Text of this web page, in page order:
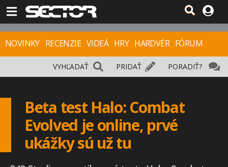
NOVINKY RECENZIE VIDEÁ HRY HARDVÉR FÓRUM
PORADIŤ?
PRIDAŤ
VYHĽADAŤ
Beta test Halo: Combat
Evolved je online, prvé
ukážky sú už tu